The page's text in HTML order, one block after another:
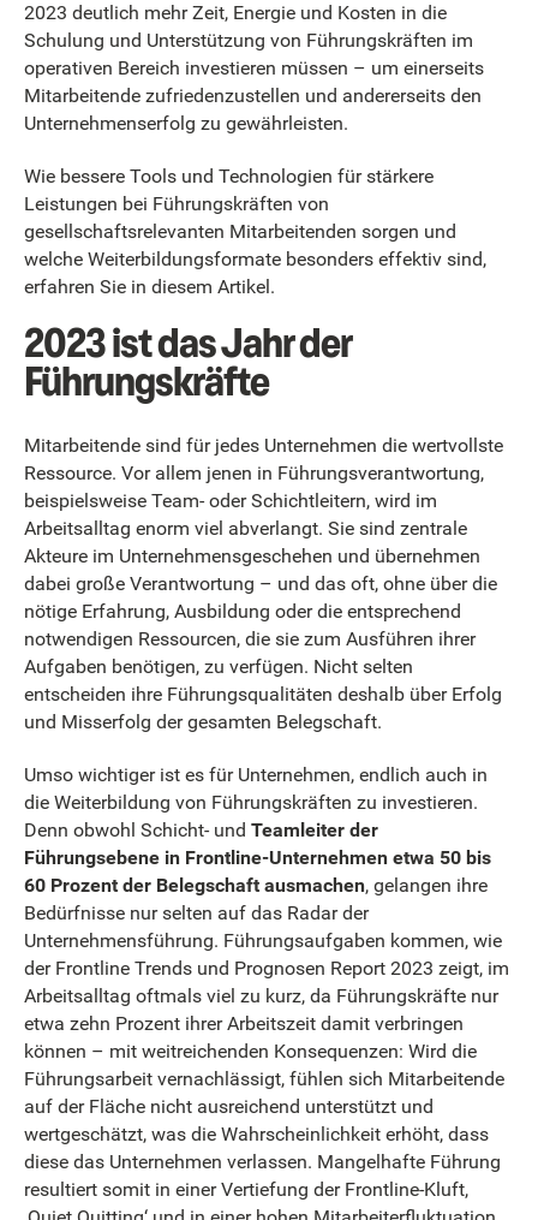
2023 deutlich mehr Zeit, Energie und Kosten in die
Schulung und Unterstützung von Führungskräften im
operativen Bereich investieren müssen – um einerseits
Mitarbeitende zufriedenzustellen und andererseits den
Unternehmenserfolg zu gewährleisten.
Wie bessere Tools und Technologien für stärkere
Leistungen bei Führungskräften von
gesellschaftsrelevanten Mitarbeitenden sorgen und
welche Weiterbildungsformate besonders effektiv sind,
erfahren Sie in diesem Artikel.
2023 ist das Jahr der
Führungskräfte
Mitarbeitende sind für jedes Unternehmen die wertvollste
Ressource. Vor allem jenen in Führungsverantwortung,
beispielsweise Team- oder Schichtleitern, wird im
Arbeitsalltag enorm viel abverlangt. Sie sind zentrale
Akteure im Unternehmensgeschehen und übernehmen
dabei große Verantwortung – und das oft, ohne über die
nötige Erfahrung, Ausbildung oder die entsprechend
notwendigen Ressourcen, die sie zum Ausführen ihrer
Aufgaben benötigen, zu verfügen. Nicht selten
entscheiden ihre Führungsqualitäten deshalb über Erfolg
und Misserfolg der gesamten Belegschaft.
Umso wichtiger ist es für Unternehmen, endlich auch in
die Weiterbildung von Führungskräften zu investieren.
Denn obwohl Schicht- und Teamleiter der
Führungsebene in Frontline-Unternehmen etwa 50 bis
60 Prozent der Belegschaft ausmachen, gelangen ihre
Bedürfnisse nur selten auf das Radar der
Unternehmensführung. Führungsaufgaben kommen, wie
der Frontline Trends und Prognosen Report 2023 zeigt, im
Arbeitsalltag oftmals viel zu kurz, da Führungskräfte nur
etwa zehn Prozent ihrer Arbeitszeit damit verbringen
können – mit weitreichenden Konsequenzen: Wird die
Führungsarbeit vernachlässigt, fühlen sich Mitarbeitende
auf der Fläche nicht ausreichend unterstützt und
wertgeschätzt, was die Wahrscheinlichkeit erhöht, dass
diese das Unternehmen verlassen. Mangelhafte Führung
resultiert somit in einer Vertiefung der Frontline-Kluft,